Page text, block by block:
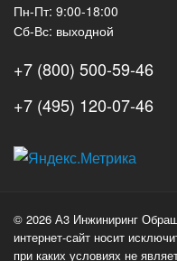
Пн-Пт: 9:00-18:00
Сб-Вс: выходной
+7 (800) 500-59-46
+7 (495) 120-07-46
Нагорный
проезд
© 2026 А3 Инжиниринг
интернет-сайт носит
при каких условиях не